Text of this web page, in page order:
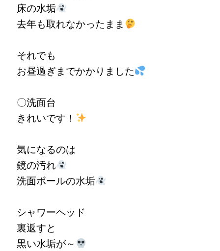
床の水垢
去年も取れなかったまま
それでも
お昼過ぎまでかかりました
〇洗面台
きれいです！
気になるのは
鏡の汚れ
洗面ボールの水垢
シャワーヘッド
裏返すと
黒い水垢が～